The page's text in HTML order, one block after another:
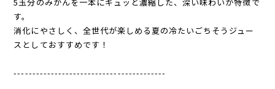
5玉分のみかんを一本にギュッと濃縮した、深い味わいが特徴で
す。
消化にやさしく、全世代が楽しめる夏の冷たいごちそうジュー
スとしておすすめです！
-----------------------------------------